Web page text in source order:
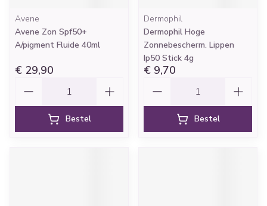
Avene
Avene Zon Spf50+
A/pigment Fluide 40ml
€ 29,90
Bestel
Dermophil
Dermophil Hoge
Zonnebescherm. Lippen
Ip50 Stick 4g
€ 9,70
Bestel